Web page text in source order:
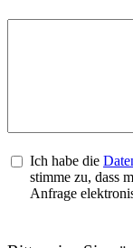
Ich habe die
stimme zu, dass
Anfrage